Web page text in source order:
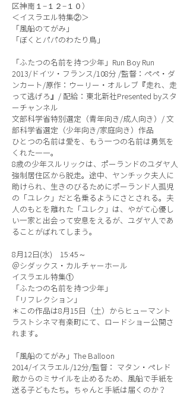
区神南１−１２−１０）
＜イスラエル特集②＞
「風船のてがみ」
「ぼくとパパのわたり鳥」
「ふたつの名前を持つ少年」Run Boy Run
2013/ドイツ・フランス/108分 /監督：ペペ・ダ
ンカート/原作：ウーリー・オルレブ『走れ、走
って逃げろ』/ 配給：東北新社Presented byスタ
ーチャンネル
文部科学省特別選定（青年向き/成人向き）/ 文
部科学省選定（少年向き/家庭向き）作品
ひとつの名前は愛を、もう一つの名前は勇気を
くれた――。
8歳の少年スルリックは、ポーランドのユダヤ人
強制居住区から脱走。途中、ヤンチック夫人に
助けられ、生きのびるためにポーランド人孤児
の「ユレク」だと名乗るようにさとされる。夫
人のもとを離れた「ユレク」は、やがて心優し
い一家と出会って安息をえるが、ユダヤ人であ
ることがばれてしまう。
8月12日(水) 15:45～
＠シダックス・カルチャーホール
イスラエル特集①
「ふたつの名前を持つ少年」
「リフレクション」
＊この作品は8月15日（土）からヒューマント
ラストシネマ有楽町にて、ロードショー公開さ
れます。
「風船のてがみ」The Balloon
2014/イスラエル/12分/監督： マタン・ペレド
敵からのミサイルを止めるため、風船で手紙を
送る子どもたち。ちゃんと手紙は届くのか？